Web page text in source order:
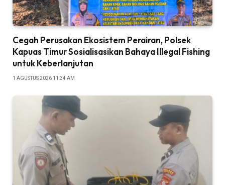
Cegah Perusakan Ekosistem Perairan, Polsek
Kapuas Timur Sosialisasikan Bahaya Illegal Fishing
untuk Keberlanjutan
1 AGUSTUS 2026 11:34 AM